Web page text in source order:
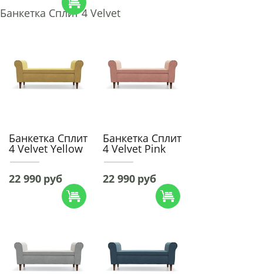
Банкетка Сплит 4 Velvet
Банкетка Сплит
4 Velvet Yellow
22 990 руб
Банкетка Сплит
4 Velvet Pink
22 990 руб